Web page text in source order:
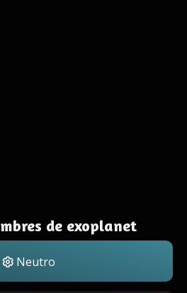
de exoplanet
Neutro